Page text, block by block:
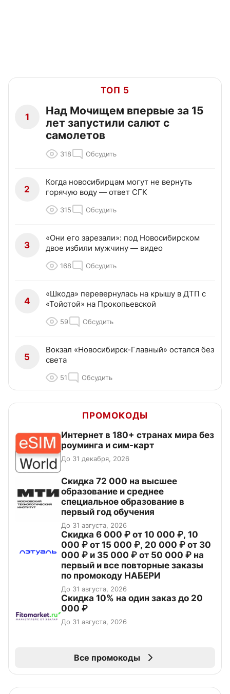
ТОП 5
1
Над Мочищем впервые за 15
лет запустили салют с
самолетов
318 Обсудить
2
Когда новосибирцам могут не вернуть
горячую воду — ответ СГК
315 Обсудить
3
«Они его зарезали»: под Новосибирском
двое избили мужчину — видео
168 Обсудить
4
«Шкода» перевернулась на крышу в ДТП с
«Тойотой» на Прокопьевской
59 Обсудить
5
Вокзал «Новосибирск-Главный» остался без
света
51 Обсудить
ПРОМОКОДЫ
Интернет в 180+ странах мира без
роуминга и сим-карт
До 31 декабря, 2026
Скидка 72 000 на высшее
образование и среднее
специальное образование в
первый год обучения
До 31 августа, 2026
Скидка 6 000 ₽ от 10 000 ₽, 10
000 ₽ от 15 000 ₽, 20 000 ₽ от 30
000 ₽ и 35 000 ₽ от 50 000 ₽ на
первый и все повторные заказы
по промокоду НАБЕРИ
До 31 августа, 2026
Скидка 10% на один заказ до 20
000 ₽
До 31 августа, 2026
Все промокоды